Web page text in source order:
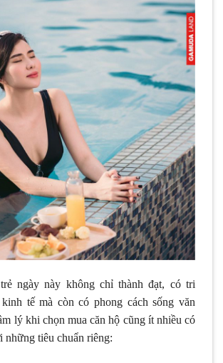
ngày này không chỉ thành đạt, có tri
tế mà còn có phong cách sống văn
lý khi chọn mua căn hộ cũng ít nhiều có
những tiêu chuẩn riêng: